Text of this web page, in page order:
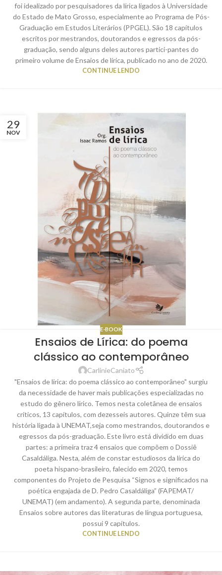
foi idealizado por pesquisadores da lírica ligados à Universidade
do Estado de Mato Grosso, especialmente ao Programa de Pós-
Graduação em Estudos Literários (PPGEL). São 18 capítulos
escritos por mestrandos, doutorandos e egressos da pós-
graduação, sendo alguns deles autores partici-pantes do
primeiro volume de Ensaios de lírica, publicado no ano de 2020.
CONTINUE LENDO
29
NOV
E-BOOK
Ensaios de Lírica: do poema
clássico ao contemporâneo
CarlinieCaniato
"Ensaios de lírica: do poema clássico ao contemporâneo" surgiu
da necessidade de haver mais publicações especializadas no
estudo do gênero lírico. Temos nesta coletânea de ensaios
críticos, 13 capítulos, com dezesseis autores. Quinze têm sua
história ligada à UNEMAT,seja como mestrandos, doutorandos e
egressos da pós-graduação. Este livro está dividido em duas
partes: a primeira traz 4 ensaios que compõem o Dossiê
Casaldáliga. Nesta, além de constar estudiosos da lírica do
poeta hispano-brasileiro, falecido em 2020, temos
componentes do Projeto de Pesquisa “Signos e significados na
poética engajada de D. Pedro Casaldáliga” (FAPEMAT/
UNEMAT) (em andamento). A segunda parte, denominada
Ensaios sobre autores das literaturas de língua portuguesa,
possui 9 capítulos.
CONTINUE LENDO